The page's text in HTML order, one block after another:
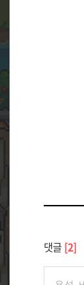
댓글 2